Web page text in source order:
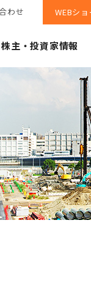
わせ WEBシ
株主・投資家情報